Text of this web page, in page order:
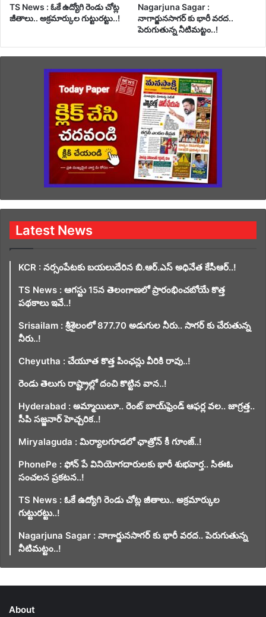
TS News : ఓకే ఉద్యోగి రెండు చోట్ల
జీతాలు.. అక్రమార్కుల గుట్టురట్టు..!
Nagarjuna Sagar :
నాగార్జునసాగర్ కు భారీ వరద..
పెరుగుతున్న నీటిమట్టం..!
Latest News
KCR : నర్సంపేటకు బయలుదేరిన బి.ఆర్.ఎస్ అధినేత కేసీఆర్..!
TS News : ఆగస్టు 15న తెలంగాణలో ప్రారంభించబోయే కొత్త
పథకాలు ఇవే..!
Srisailam : శ్రీశైలంలో 877.70 అడుగుల నీరు.. సాగర్ కు చేరుతున్న
నీరు..!
Cheyutha : చేయూత కొత్త పింఛన్లు వీరికి రావు..!
రెండు తెలుగు రాష్ట్రాల్లో దంచి కొట్టిన వాన..!
Hyderabad : అమ్మాయిలూ.. రెంట్ బాయ్‌ఫ్రెండ్ ఆఫర్ల వల.. జాగ్రత్త..
సీపి సజ్జనార్ హెచ్చరిక..!
Miryalaguda : మిర్యాలగూడలో ఛాత్రోన్ కీ గూంజ్..!
PhonePe : ఫోన్ పే వినియోగదారులకు భారీ శుభవార్త.. సిఈఓ
సంచలన ప్రకటన..!
TS News : ఓకే ఉద్యోగి రెండు చోట్ల జీతాలు.. అక్రమార్కుల
గుట్టురట్టు..!
Nagarjuna Sagar : నాగార్జునసాగర్ కు భారీ వరద.. పెరుగుతున్న
నీటిమట్టం..!
About